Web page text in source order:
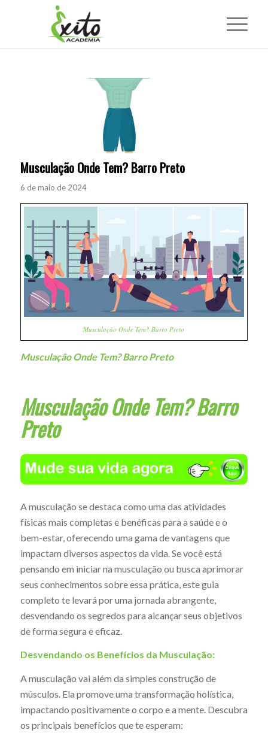
Musculação Onde Tem? Barro Preto
6 de maio de 2024
Musculação Onde Tem? Barro Preto
Musculação Onde Tem? Barro Preto
Musculação Onde Tem? Barro
Preto
A musculação se destaca como uma das atividades
físicas mais completas e benéficas para a saúde e o
bem-estar, oferecendo uma gama de vantagens que
impactam diversos aspectos da vida. Se você está
pensando em iniciar na musculação ou busca aprimorar
seus conhecimentos sobre essa prática, este guia
completo te levará por uma jornada abrangente,
desvendando os segredos para alcançar seus objetivos
de forma segura e eficaz.
Desvendando os Benefícios da Musculação:
A musculação vai além da simples construção de
músculos. Ela promove uma transformação holística,
impactando positivamente o corpo e a mente. Descubra
os principais benefícios que te esperam: